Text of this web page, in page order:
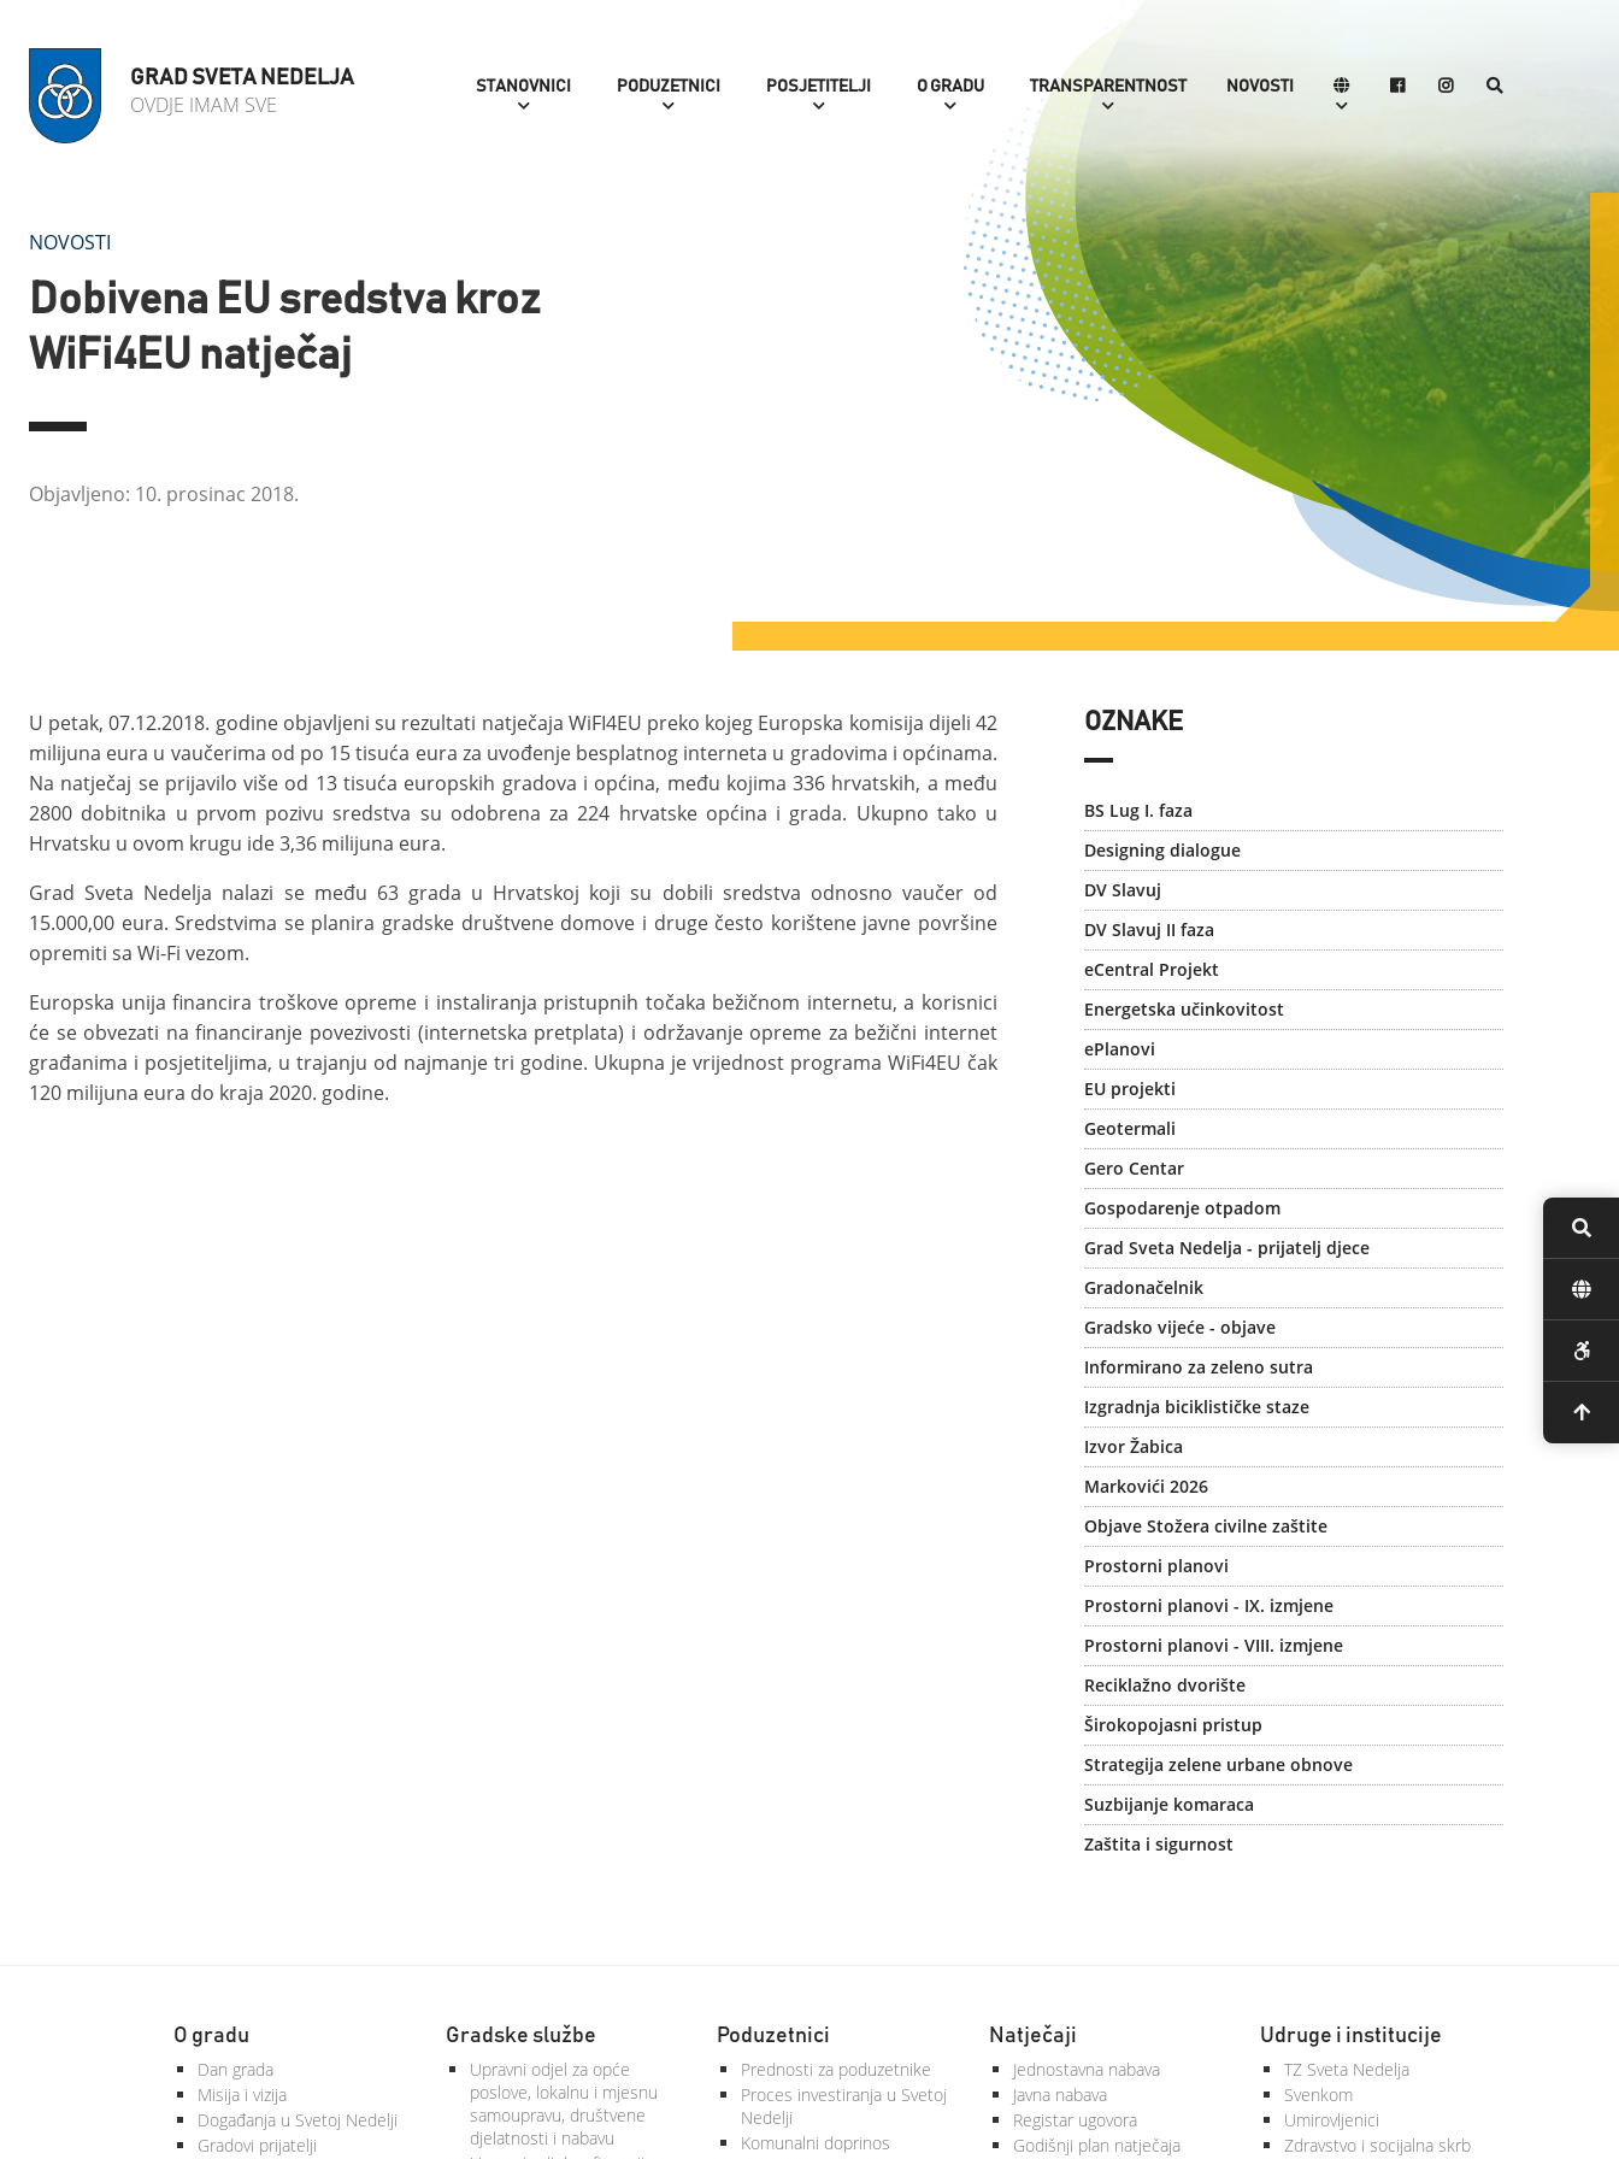
GRAD SVETA NEDELJA
OVDJE IMAM SVE
STANOVNICI PODUZETNICI POSJETITELJI O GRADU TRANSPARENTNOST NOVOSTI
NOVOSTI
Dobivena EU sredstva kroz
WiFi4EU natječaj
Objavljeno: 10. prosinac 2018.
U petak, 07.12.2018. godine objavljeni su rezultati natječaja WiFI4EU preko kojeg Europska komisija dijeli 42
milijuna eura u vaučerima od po 15 tisuća eura za uvođenje besplatnog interneta u gradovima i općinama.
Na natječaj se prijavilo više od 13 tisuća europskih gradova i općina, među kojima 336 hrvatskih, a među
2800 dobitnika u prvom pozivu sredstva su odobrena za 224 hrvatske općina i grada. Ukupno tako u
Hrvatsku u ovom krugu ide 3,36 milijuna eura.
Grad Sveta Nedelja nalazi se među 63 grada u Hrvatskoj koji su dobili sredstva odnosno vaučer od
15.000,00 eura. Sredstvima se planira gradske društvene domove i druge često korištene javne površine
opremiti sa Wi-Fi vezom.
Europska unija financira troškove opreme i instaliranja pristupnih točaka bežičnom internetu, a korisnici
će se obvezati na financiranje povezivosti (internetska pretplata) i održavanje opreme za bežični internet
građanima i posjetiteljima, u trajanju od najmanje tri godine. Ukupna je vrijednost programa WiFi4EU čak
120 milijuna eura do kraja 2020. godine.
OZNAKE
BS Lug I. faza
Designing dialogue
DV Slavuj
DV Slavuj II faza
eCentral Projekt
Energetska učinkovitost
ePlanovi
EU projekti
Geotermali
Gero Centar
Gospodarenje otpadom
Grad Sveta Nedelja - prijatelj djece
Gradonačelnik
Gradsko vijeće - objave
Informirano za zeleno sutra
Izgradnja biciklističke staze
Izvor Žabica
Markovići 2026
Objave Stožera civilne zaštite
Prostorni planovi
Prostorni planovi - IX. izmjene
Prostorni planovi - VIII. izmjene
Reciklažno dvorište
Širokopojasni pristup
Strategija zelene urbane obnove
Suzbijanje komaraca
Zaštita i sigurnost
O gradu
Dan grada
Misija i vizija
Događanja u Svetoj Nedelji
Gradovi prijatelji
Gradske službe
Upravni odjel za opće
poslove, lokalnu i mjesnu
samoupravu, društvene
djelatnosti i nabavu
Poduzetnici
Prednosti za poduzetnike
Proces investiranja u Svetoj
Nedelji
Komunalni doprinos
Natječaji
Jednostavna nabava
Javna nabava
Registar ugovora
Godišnji plan natječaja
Udruge i institucije
TZ Sveta Nedelja
Svenkom
Umirovljenici
Zdravstvo i socijalna skrb